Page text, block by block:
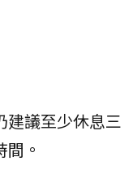
建議至少休息三
。